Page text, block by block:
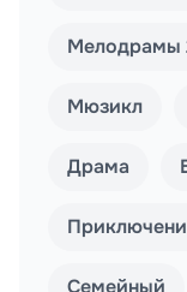
Мелодрамы
Мюзикл
Драма
Семейный